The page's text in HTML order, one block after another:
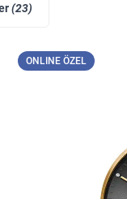
(23)
ONLINE ÖZEL